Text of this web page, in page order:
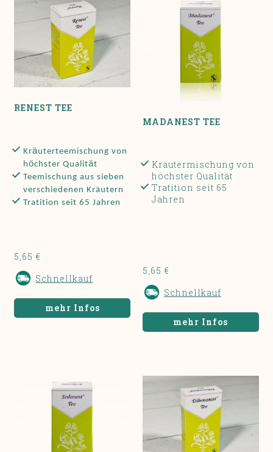
RENEST TEE
Kräuterteemischung von
höchster Qualität
Teemischung aus sieben
verschiedenen Kräutern
Tratition seit 65 Jahren
5,65 €
Schnellkauf
mehr Infos
MADANEST TEE
Kräutermischung von
höchster Qualität
Tratition seit 65
Jahren
5,65 €
Schnellkauf
mehr Infos